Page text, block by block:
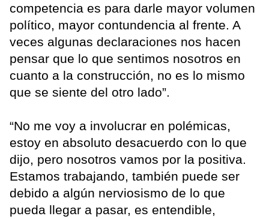
competencia es para darle mayor volumen
político, mayor contundencia al frente. A
veces algunas declaraciones nos hacen
pensar que lo que sentimos nosotros en
cuanto a la construcción, no es lo mismo
que se siente del otro lado”.
“No me voy a involucrar en polémicas,
estoy en absoluto desacuerdo con lo que
dijo, pero nosotros vamos por la positiva.
Estamos trabajando, también puede ser
debido a algún nerviosismo de lo que
pueda llegar a pasar, es entendible,